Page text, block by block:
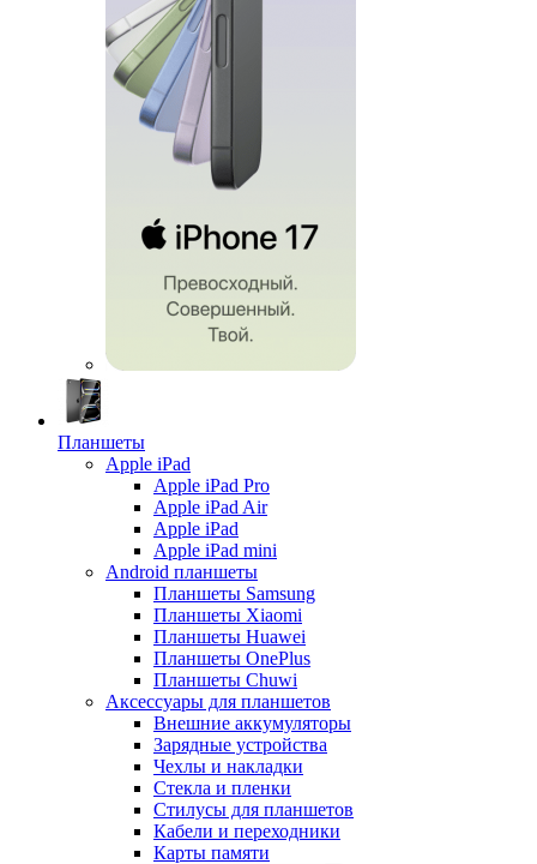
Планшеты
Apple iPad
Apple iPad Pro
Apple iPad Air
Apple iPad
Apple iPad mini
Android планшеты
Планшеты Samsung
Планшеты Xiaomi
Планшеты Huawei
Планшеты OnePlus
Планшеты Chuwi
Аксессуары для планшетов
Внешние аккумуляторы
Зарядные устройства
Чехлы и накладки
Стекла и пленки
Стилусы для планшетов
Кабели и переходники
Карты памяти